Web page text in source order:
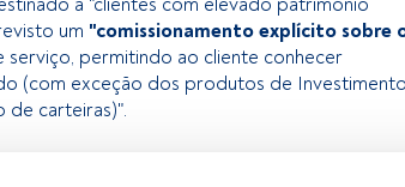
um "comissionamento explícito sobre
serviço, permitindo ao cliente conhecer
(com exceção dos produtos de
de carteiras)".